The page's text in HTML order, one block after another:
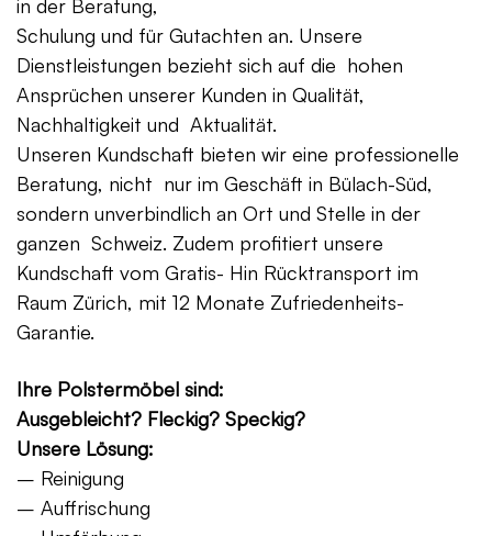
in der Beratung,
Schulung und für Gutachten an. Unsere
Dienstleistungen bezieht sich auf die hohen
Ansprüchen unserer Kunden in Qualität,
Nachhaltigkeit und Aktualität.
Unseren Kundschaft bieten wir eine professionelle
Beratung, nicht nur im Geschäft in Bülach-Süd,
sondern unverbindlich an Ort und Stelle in der
ganzen Schweiz. Zudem profitiert unsere
Kundschaft vom Gratis- Hin Rücktransport im
Raum Zürich, mit 12 Monate Zufriedenheits-
Garantie.
Ihre Polstermöbel sind:
Ausgebleicht? Fleckig? Speckig?
Unsere Lösung:
– Reinigung
– Auffrischung